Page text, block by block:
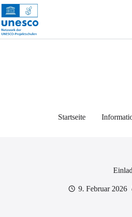
Zum
Inhalt
springen
Startseite
9. Februar 2026